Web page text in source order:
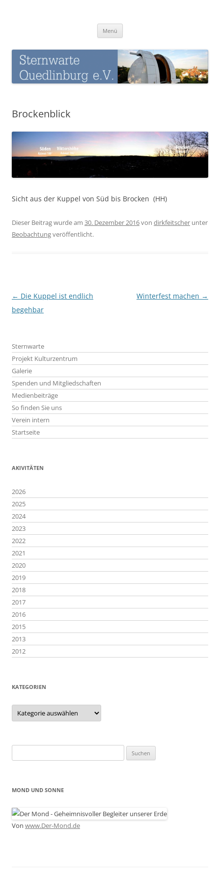
Menü
Brockenblick
Sicht aus der Kuppel von Süd bis Brocken (HH)
Dieser Beitrag wurde am 30. Dezember 2016von dirkfeitscher unter
Beobachtungveröffentlicht.
Beitragsnavigation
← Die Kuppel ist endlich
begehbar
Winterfest machen →
Sternwarte
Projekt Kulturzentrum
Galerie
Spenden und Mitgliedschaften
Medienbeiträge
So finden Sie uns
Verein intern
Startseite
AKIVITÄTEN
2026
2025
2024
2023
2022
2021
2020
2019
2018
2017
2016
2015
2013
2012
KATEGORIEN
Kategorien
nach:
MOND UND SONNE
Von www.Der-Mond.de